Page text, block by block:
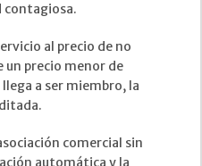
contagiosa.
al precio de no
un precio menor de
a ser miembro, la
comercial sin